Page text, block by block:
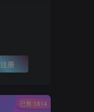
注册
已售 1814